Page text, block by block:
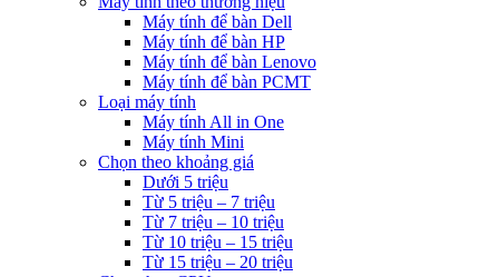
Máy tính để bàn Dell
Máy tính để bàn HP
Máy tính để bàn Lenovo
Máy tính để bàn PCMT
Loại máy tính
Máy tính All in One
Máy tính Mini
Chọn theo khoảng giá
Dưới 5 triệu
Từ 5 triệu – 7 triệu
Từ 7 triệu – 10 triệu
Từ 10 triệu – 15 triệu
Từ 15 triệu – 20 triệu